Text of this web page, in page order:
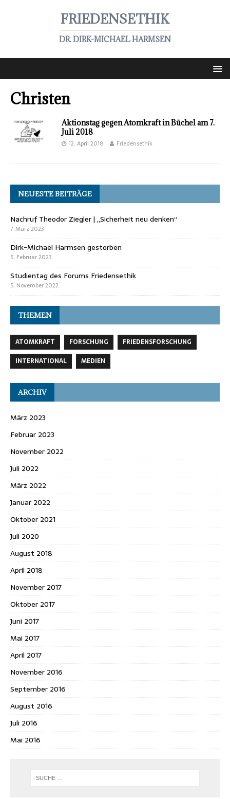
FRIEDENSETHIK
DR. DIRK-MICHAEL HARMSEN
Christen
Aktionstag gegen Atomkraft in Büchel am 7.
Juli 2018
12. April 2018 Friedensethik
NEUESTE BEITRÄGE
Nachruf Theodor Ziegler | „Sicherheit neu denken“
7. März 2023
Dirk-Michael Harmsen gestorben
5. Februar 2023
Studientag des Forums Friedensethik
5. November 2022
THEMEN
ATOMKRAFT FORSCHUNG
FRIEDENSFORSCHUNG
INTERNATIONAL
MEDIEN
ARCHIV
März 2023
Februar 2023
November 2022
Juli 2022
März 2022
Januar 2022
Oktober 2021
Juli 2020
August 2018
April 2018
November 2017
Oktober 2017
Juni 2017
Mai 2017
April 2017
November 2016
September 2016
August 2016
Juli 2016
Mai 2016